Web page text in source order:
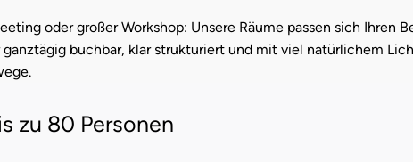
oder großer Workshop: Unsere Räume passen sich Ihren
buchbar, klar strukturiert und mit viel natürlichem
zu 80 Personen
U-Form 30